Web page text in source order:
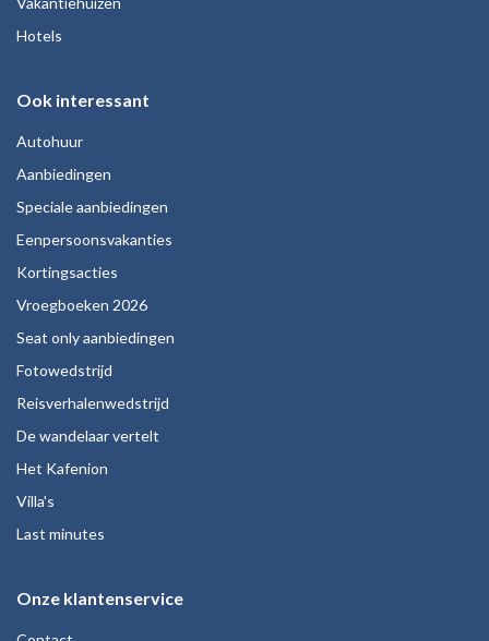
Hotels
Ook interessant
Autohuur
Aanbiedingen
Speciale aanbiedingen
Eenpersoonsvakanties
Kortingsacties
Vroegboeken 2026
Seat only aanbiedingen
Fotowedstrijd
Reisverhalenwedstrijd
De wandelaar vertelt
Het Kafenion
Villa's
Last minutes
Onze klantenservice